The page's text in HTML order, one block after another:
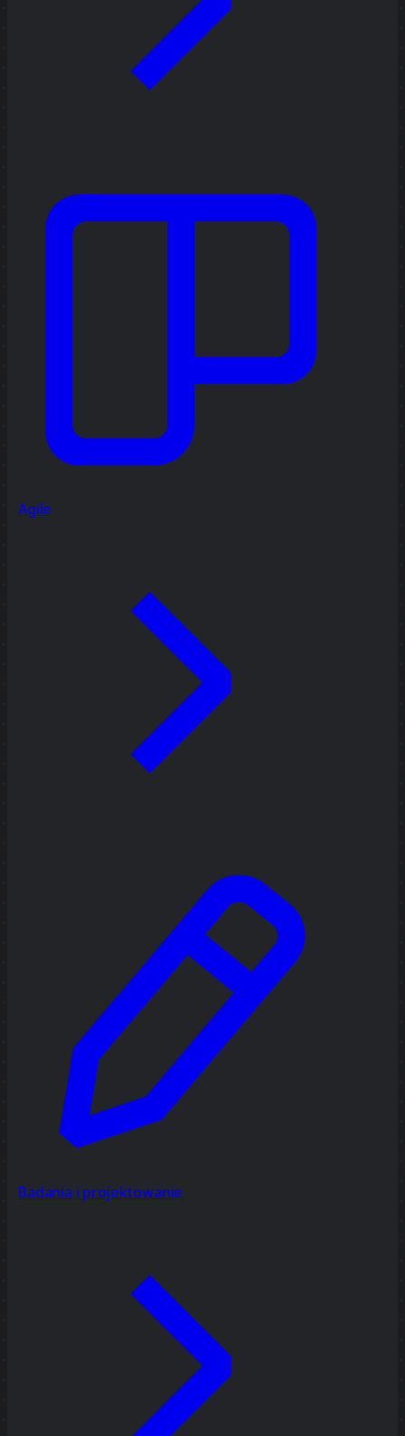
Agile
Badania i projektowanie